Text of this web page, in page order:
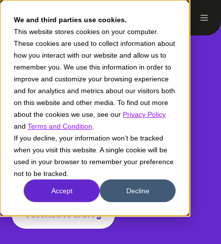
We and third parties use cookies.
This website stores cookies on your computer.
These cookies are used to collect information about
how you interact with our website and allow us to
remember you. We use this information in order to
improve and customize your browsing experience
and for analytics and metrics about our visitors both
on this website and other media. To find out more
about the cookies we use, see our Privacy Policy
and Terms and Condition
If you decline, your information won’t be tracked
when you visit this website. A single cookie will be
used in your browser to remember your preference
not to be tracked.
Accept Decline
Comercio
digital
Aprende cómo utilizar la tecnología
para llevar comercios digitales al
siguiente nivel.
Suscribirte al blog